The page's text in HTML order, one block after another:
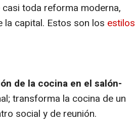
toda reforma moderna,
la capital. Estos son los estilos
de la cocina en el salón-
transforma la cocina de un
social y de reunión.